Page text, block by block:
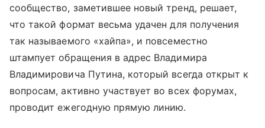
сообщество, заметившее новый тренд, решает,
что такой формат весьма удачен для получения
так называемого «хайпа», и повсеместно
штампует обращения в адрес Владимира
Владимировича Путина, который всегда открыт к
вопросам, активно участвует во всех форумах,
проводит ежегодную прямую линию.